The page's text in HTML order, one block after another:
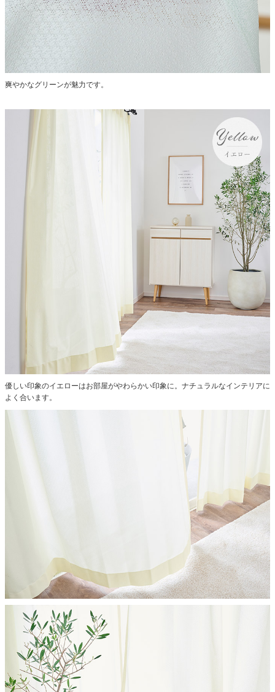
爽やかなグリーンが魅力です。
優しい印象のイエローはお部屋がやわらかい印象に。ナチュラルなインテリアに
よく合います。